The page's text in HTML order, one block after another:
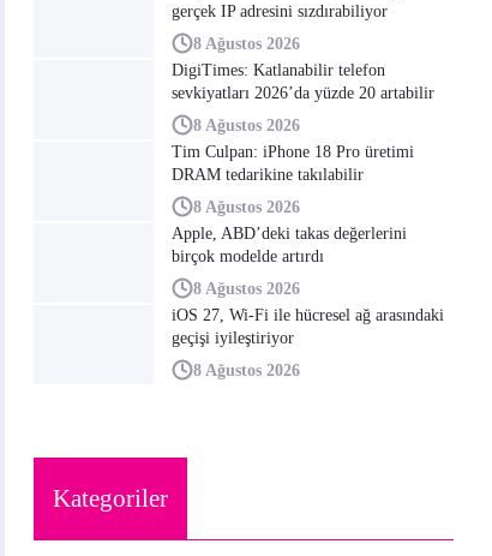
gerçek IP adresini sızdırabiliyor
8 Ağustos 2026
DigiTimes: Katlanabilir telefon
sevkiyatları 2026’da yüzde 20 artabilir
8 Ağustos 2026
Tim Culpan: iPhone 18 Pro üretimi
DRAM tedarikine takılabilir
8 Ağustos 2026
Apple, ABD’deki takas değerlerini
birçok modelde artırdı
8 Ağustos 2026
iOS 27, Wi-Fi ile hücresel ağ arasındaki
geçişi iyileştiriyor
8 Ağustos 2026
Kategoriler